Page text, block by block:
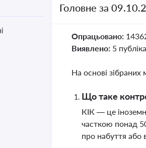
Головне за
Опрацьовано:
Виявлено: 5
На основі зібраних
Що таке
КІК — це
часткою понад
про набуття або